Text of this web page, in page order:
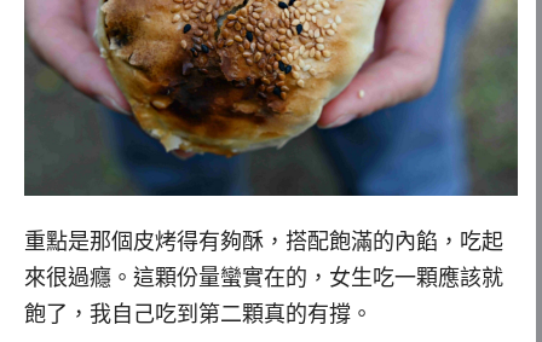
重點是那個皮烤得有夠酥，搭配飽滿的內餡，吃起
來很過癮。這顆份量蠻實在的，女生吃一顆應該就
飽了，我自己吃到第二顆真的有撐。